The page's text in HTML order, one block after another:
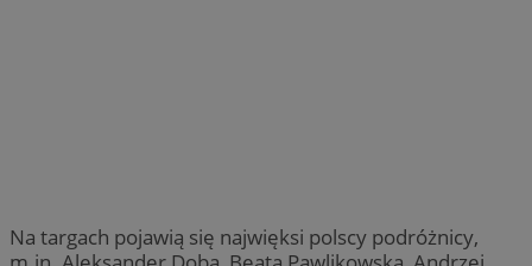
Na targach pojawią się najwięksi polscy podróżnicy,